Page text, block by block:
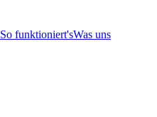
So funktioniert'sWas uns